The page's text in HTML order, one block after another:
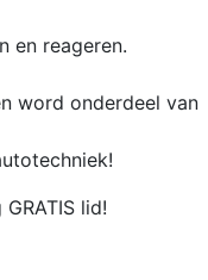
en reageren.
word onderdeel van
lid!